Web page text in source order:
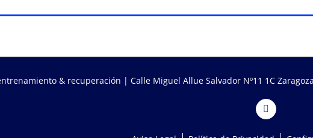
& recuperación | Calle Miguel Allue Salvador Nº11 1C